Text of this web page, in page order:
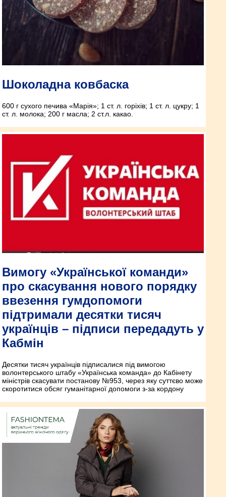
Шоколадна ковбаска
600 г сухого печива «Марія»; 1 ст. л. горіхів; 1 ст. л. цукру; 1
ст. л. молока; 200 г масла; 2 ст.л. какао.
Вимогу «Української команди»
про скасування нового порядку
ввезення гумдопомоги
підтримали десятки тисяч
українців – підписи передадуть у
Кабмін
Десятки тисяч українців підписалися під вимогою
волонтерського штабу «Українська команда» до Кабінету
міністрів скасувати постанову №953, через яку суттєво може
скоротитися обсяг гуманітарної допомоги з-за кордону